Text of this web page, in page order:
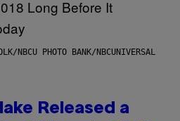
NBCU PHOTO BANK/NBCUNIVERSAL
Released a